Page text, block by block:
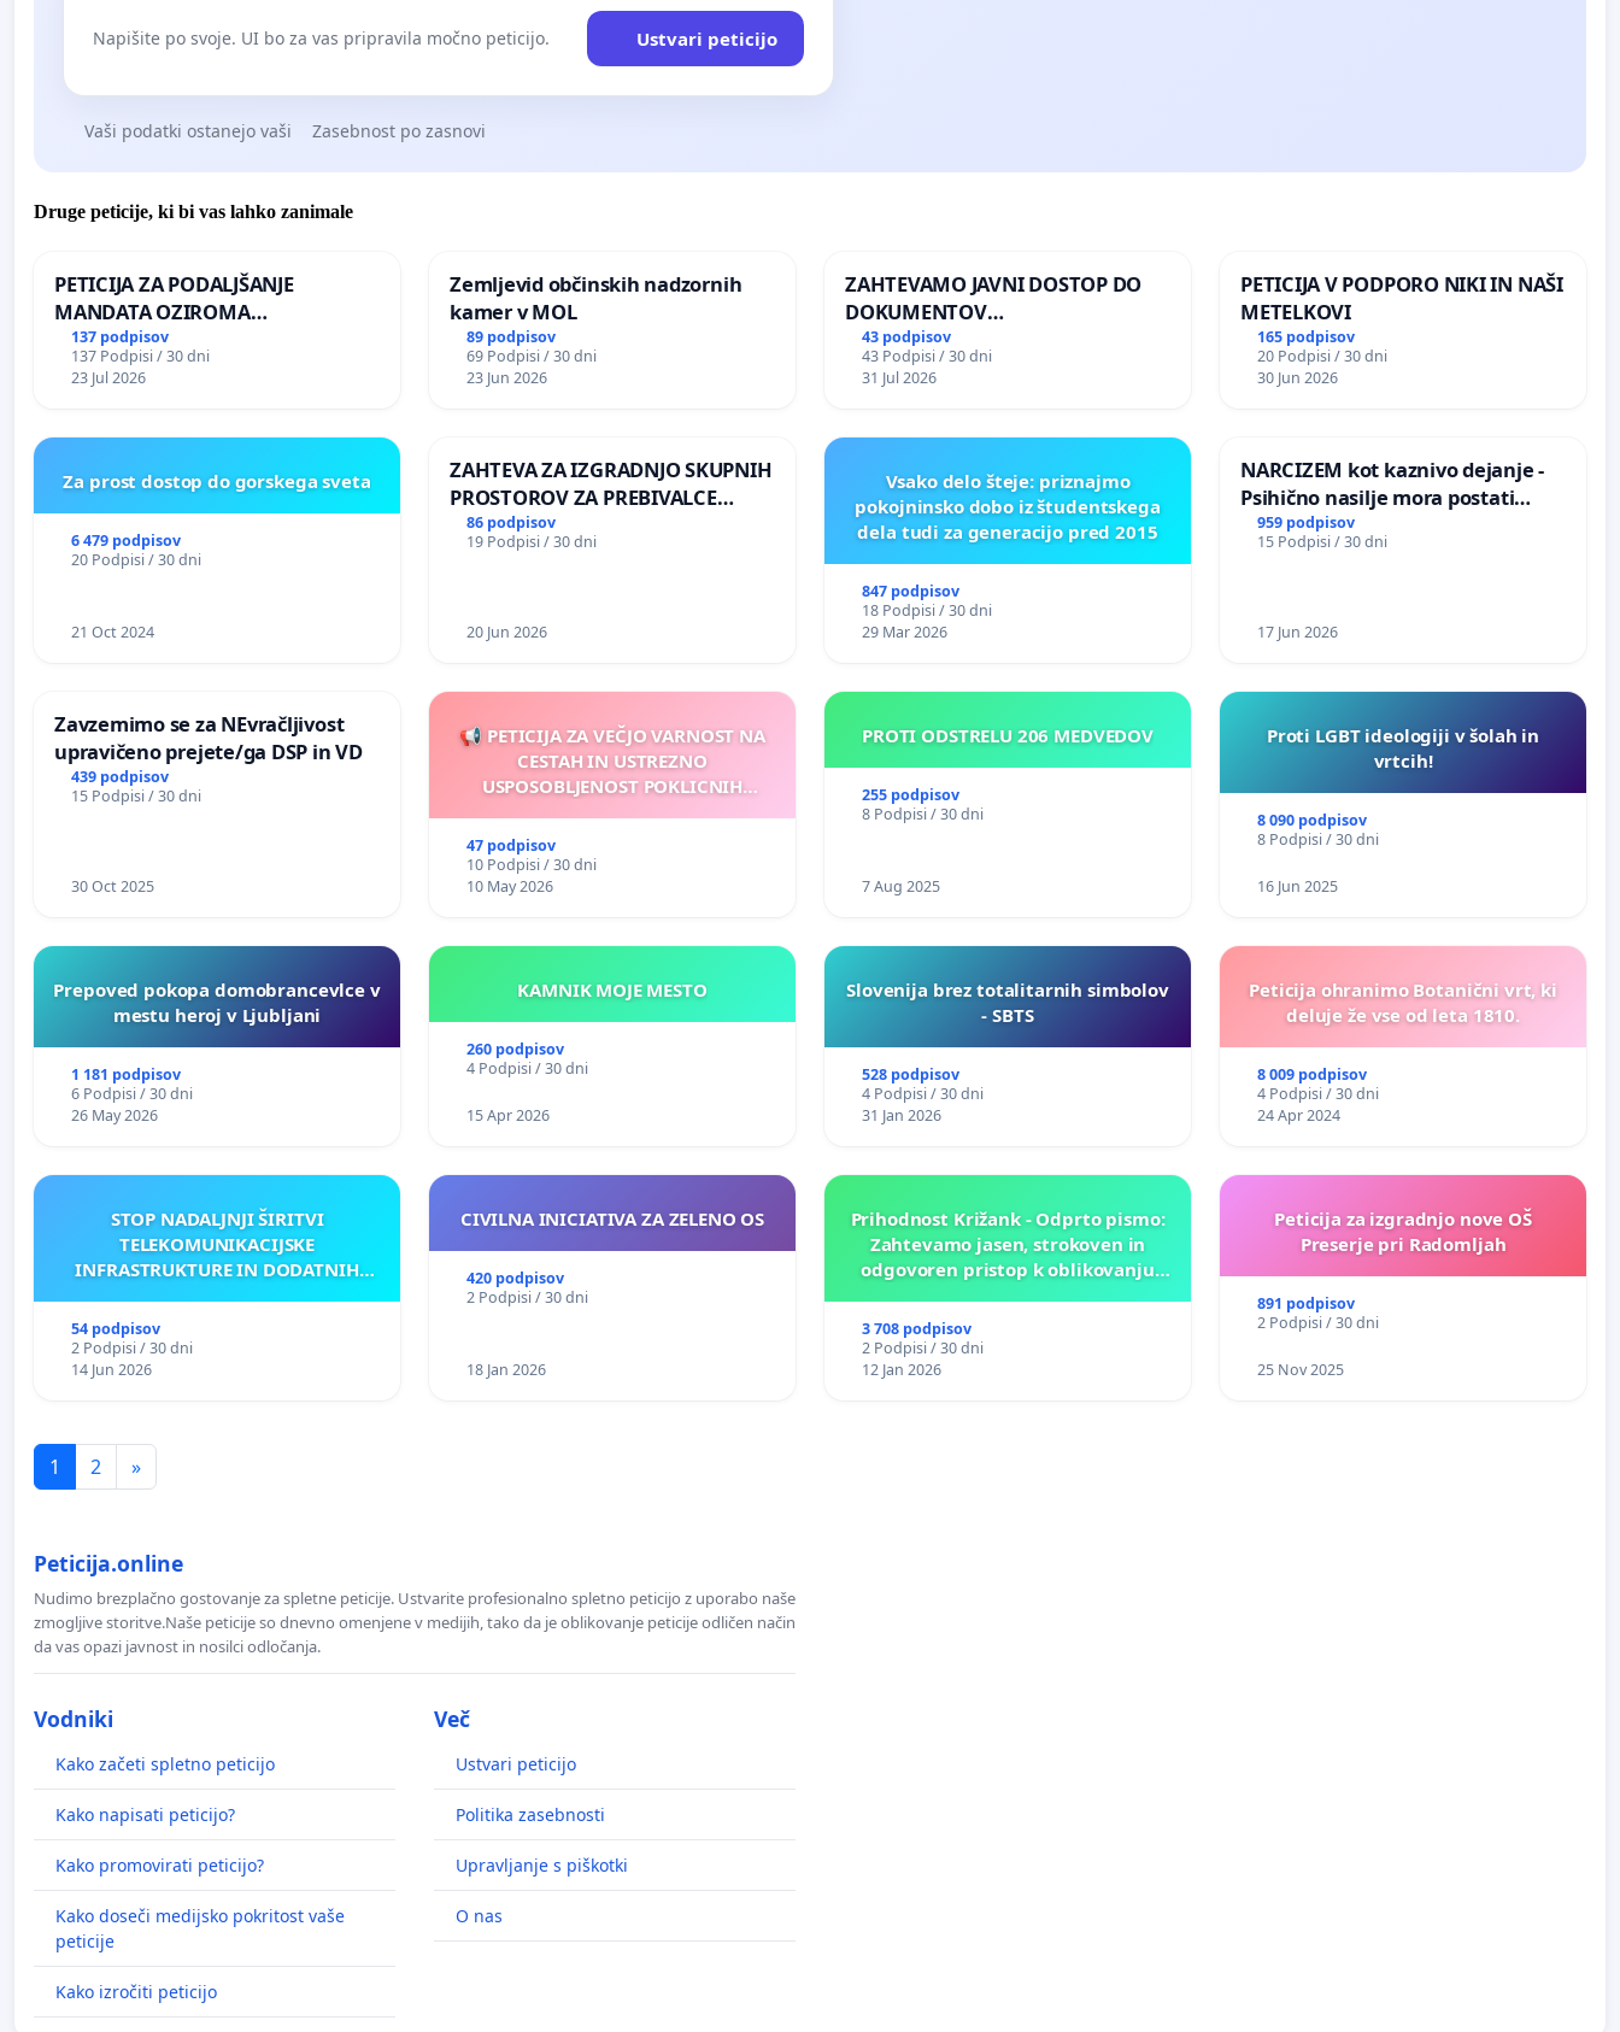
Napišite po svoje. UI bo za vas pripravila močno peticijo. Ustvari peticijo
Vaši podatki ostanejo vaši Zasebnost po zasnovi
Druge peticije, ki bi vas lahko zanimale
PETICIJA ZA PODALJŠANJE
MANDATA OZIROMA
ČIMPREJŠNJO PONOVNO
NAPOTITEV GOSPODA BERNARDA
ŠRAJNERJA NA VELEPOSLANIŠTVO
137 podpisov
137 Podpisi / 30 dni
23 Jul 2026
Zemljevid občinskih nadzornih
kamer v MOL
89 podpisov
69 Podpisi / 30 dni
23 Jun 2026
ZAHTEVAMO JAVNI DOSTOP DO
DOKUMENTOV
PARLAMENTARNIH
PREISKOVALNIH KOMISIJ O
ILEGALNI TRGOVINI Z OROŽJEM
43 podpisov
43 Podpisi / 30 dni
31 Jul 2026
PETICIJA V PODPORO NIKI IN NAŠI
METELKOVI
165 podpisov
20 Podpisi / 30 dni
30 Jun 2026
Za prost dostop do gorskega sveta
6 479 podpisov
20 Podpisi / 30 dni
21 Oct 2024
ZAHTEVA ZA IZGRADNJO SKUPNIH
PROSTOROV ZA PREBIVALCE
KRAJEVNE SKUPNOSTI
PRESTRANEK
86 podpisov
19 Podpisi / 30 dni
20 Jun 2026
Vsako delo šteje: priznajmo
pokojninsko dobo iz študentskega
dela tudi za generacijo pred 2015
847 podpisov
18 Podpisi / 30 dni
29 Mar 2026
NARCIZEM kot kaznivo dejanje -
Psihično nasilje mora postati
enako prepoznano kot fizično
nasilje
959 podpisov
15 Podpisi / 30 dni
17 Jun 2026
Zavzemimo se za NEvračljivost
upravičeno prejete/ga DSP in VD
439 podpisov
15 Podpisi / 30 dni
30 Oct 2025
📢 PETICIJA ZA VEČJO VARNOST NA
CESTAH IN USTREZNO
USPOSOBLJENOST POKLICNIH
47 podpisov
10 Podpisi / 30 dni
10 May 2026
PROTI ODSTRELU 206 MEDVEDOV
255 podpisov
8 Podpisi / 30 dni
7 Aug 2025
Proti LGBT ideologiji v šolah in
vrtcih!
8 090 podpisov
8 Podpisi / 30 dni
16 Jun 2025
Prepoved pokopa domobrancevlce v
mestu heroj v Ljubljani
1 181 podpisov
6 Podpisi / 30 dni
26 May 2026
KAMNIK MOJE MESTO
260 podpisov
4 Podpisi / 30 dni
15 Apr 2026
Slovenija brez totalitarnih simbolov
- SBTS
528 podpisov
4 Podpisi / 30 dni
31 Jan 2026
Peticija ohranimo Botanični vrt, ki
deluje že vse od leta 1810.
8 009 podpisov
4 Podpisi / 30 dni
24 Apr 2024
STOP NADALJNJI ŠIRITVI
TELEKOMUNIKACIJSKE
INFRASTRUKTURE IN DODATNIH
54 podpisov
2 Podpisi / 30 dni
14 Jun 2026
CIVILNA INICIATIVA ZA ZELENO OS
420 podpisov
2 Podpisi / 30 dni
18 Jan 2026
Prihodnost Križank - Odprto pismo:
Zahtevamo jasen, strokoven in
odgovoren pristop k oblikovanju
3 708 podpisov
2 Podpisi / 30 dni
12 Jan 2026
Peticija za izgradnjo nove OŠ
Preserje pri Radomljah
891 podpisov
2 Podpisi / 30 dni
25 Nov 2025
1 2 »
Peticija.online
Nudimo brezplačno gostovanje za spletne peticije. Ustvarite profesionalno spletno peticijo z uporabo naše
zmogljive storitve.Naše peticije so dnevno omenjene v medijih, tako da je oblikovanje peticije odličen način
da vas opazi javnost in nosilci odločanja.
Vodniki
Kako začeti spletno peticijo
Kako napisati peticijo?
Kako promovirati peticijo?
Kako doseči medijsko pokritost vaše
peticije
Kako izročiti peticijo
Več
Ustvari peticijo
Politika zasebnosti
Upravljanje s piškotki
O nas